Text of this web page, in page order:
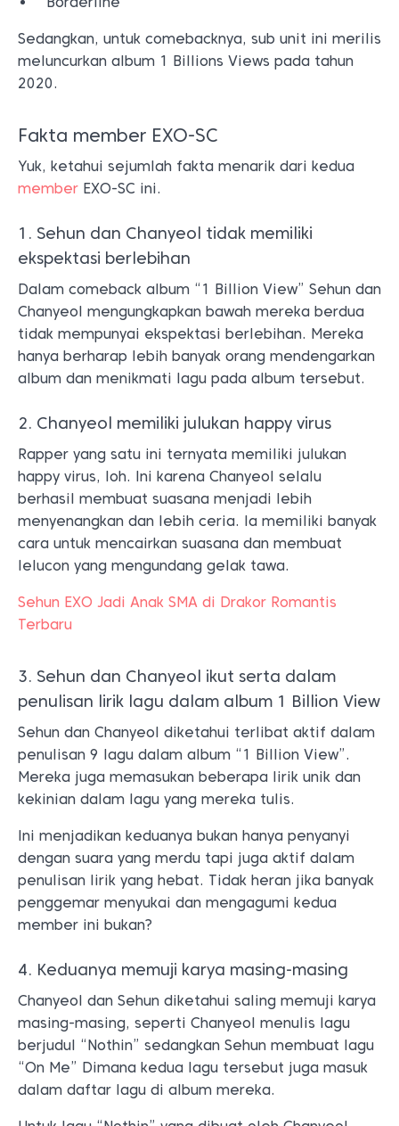
Sedangkan, untuk comebacknya, sub unit ini merilis
meluncurkan album 1 Billions Views pada tahun
2020.
Fakta member EXO-SC
Yuk, ketahui sejumlah fakta menarik dari kedua
member EXO-SC ini.
1. Sehun dan Chanyeol tidak memiliki
ekspektasi berlebihan
Dalam comeback album “1 Billion View” Sehun dan
Chanyeol mengungkapkan bawah mereka berdua
tidak mempunyai ekspektasi berlebihan. Mereka
hanya berharap lebih banyak orang mendengarkan
album dan menikmati lagu pada album tersebut.
2. Chanyeol memiliki julukan happy virus
Rapper yang satu ini ternyata memiliki julukan
happy virus, loh. Ini karena Chanyeol selalu
berhasil membuat suasana menjadi lebih
menyenangkan dan lebih ceria. Ia memiliki banyak
cara untuk mencairkan suasana dan membuat
lelucon yang mengundang gelak tawa.
Sehun EXO Jadi Anak SMA di Drakor Romantis
Terbaru
3. Sehun dan Chanyeol ikut serta dalam
penulisan lirik lagu dalam album 1 Billion View
Sehun dan Chanyeol diketahui terlibat aktif dalam
penulisan 9 lagu dalam album “1 Billion View”.
Mereka juga memasukan beberapa lirik unik dan
kekinian dalam lagu yang mereka tulis.
Ini menjadikan keduanya bukan hanya penyanyi
dengan suara yang merdu tapi juga aktif dalam
penulisan lirik yang hebat. Tidak heran jika banyak
penggemar menyukai dan mengagumi kedua
member ini bukan?
4. Keduanya memuji karya masing-masing
Chanyeol dan Sehun diketahui saling memuji karya
masing-masing, seperti Chanyeol menulis lagu
berjudul “Nothin” sedangkan Sehun membuat lagu
“On Me” Dimana kedua lagu tersebut juga masuk
dalam daftar lagu di album mereka.